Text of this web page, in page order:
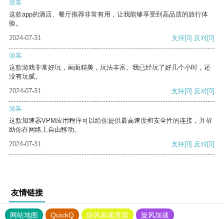
游客
这款app的酒店、餐厅推荐非常有用，让我能够享受到高品质的旅行体
验。
2024-07-31
支持[0] 反对[0]
游客
这款游戏非常好玩，画面精美，玩法丰富。我已经玩了好几个小时，还
没有玩腻。
2024-07-31
支持[0] 反对[0]
游客
这款加速器VPM应用程序可以给你提供最高速度和安全性的连接，并帮
助你在网络上自由移动。
2024-07-31
支持[0] 反对[0]
友情链接
网站地图 QuickQ 旋风加速度器
旋风加速